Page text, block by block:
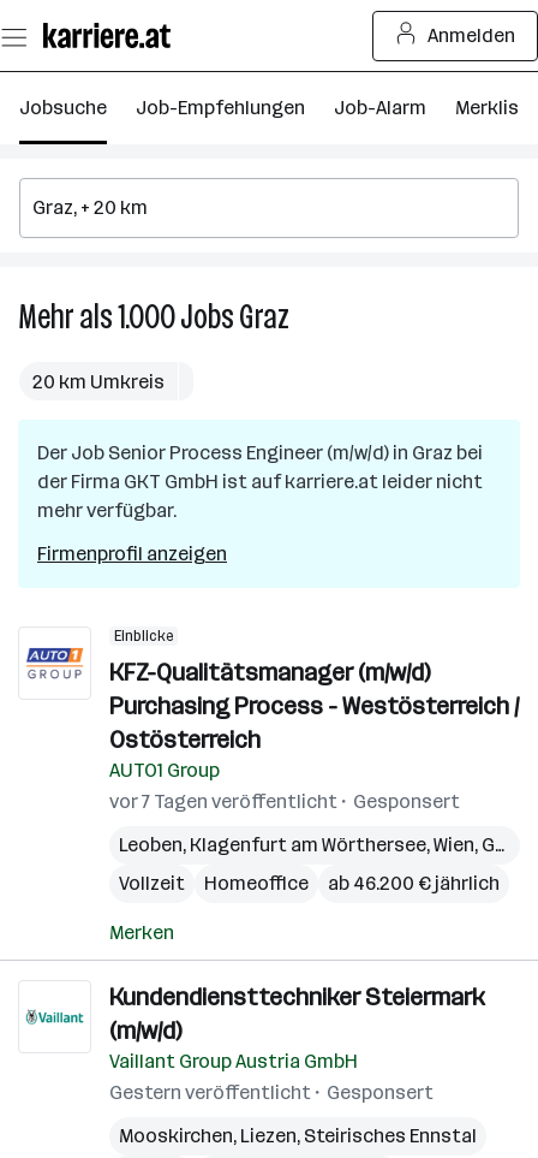
Seiteninhalt
springen
Anmelden
Jobsuche Job-Empfehlungen Job-Alarm Merkliste
Mehr als 1.000JobsGraz
in
Graz
20 km Umkreis
Der Job Senior Process Engineer (m/w/d) in Graz bei
der Firma GKT GmbH ist auf karriere.at leider nicht
mehr verfügbar.
Firmenprofil anzeigen
Einblicke
KFZ-Qualitätsmanager (m/w/d)
Purchasing Process - Westösterreich /
Ostösterreich
AUTO1 Group
vor 7 Tagen veröffentlicht
Gesponsert
Leoben, Klagenfurt am Wörthersee,Wien, Graz
Vollzeit
Homeoffice ab 46.200 € jährlich
Merken
Kundendiensttechniker Steiermark
(m/w/d)
Vaillant Group Austria GmbH
Gestern veröffentlicht
Gesponsert
Mooskirchen, Liezen, Steirisches Ennstal